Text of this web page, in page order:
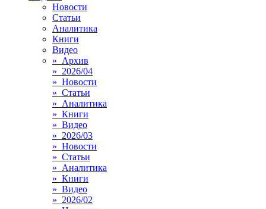
Новости
Статьи
Аналитика
Книги
Видео
» Архив
» 2026/04
» Новости
» Статьи
» Аналитика
» Книги
» Видео
» 2026/03
» Новости
» Статьи
» Аналитика
» Книги
» Видео
» 2026/02